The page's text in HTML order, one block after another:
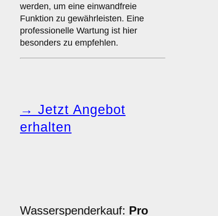
werden, um eine einwandfreie
Funktion zu gewährleisten. Eine
professionelle Wartung ist hier
besonders zu empfehlen.
→ Jetzt Angebot
erhalten
Wasserspenderkauf: Pro